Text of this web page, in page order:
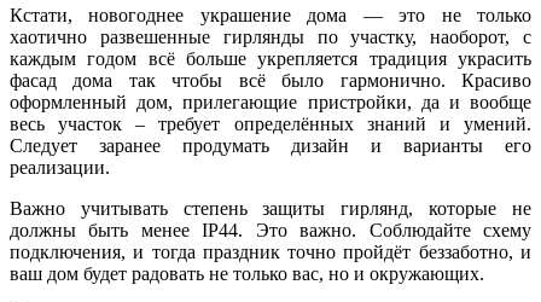
Кстати, новогоднее украшение дома — это не только
хаотично развешенные гирлянды по участку, наоборот, с
каждым годом всё больше укрепляется традиция украсить
фасад дома так чтобы всё было гармонично. Красиво
оформленный дом, прилегающие пристройки, да и вообще
весь участок – требует определённых знаний и умений.
Следует заранее продумать дизайн и варианты его
реализации.
Важно учитывать степень защиты гирлянд, которые не
должны быть менее IP44. Это важно. Соблюдайте схему
подключения, и тогда праздник точно пройдёт беззаботно, и
ваш дом будет радовать не только вас, но и окружающих.